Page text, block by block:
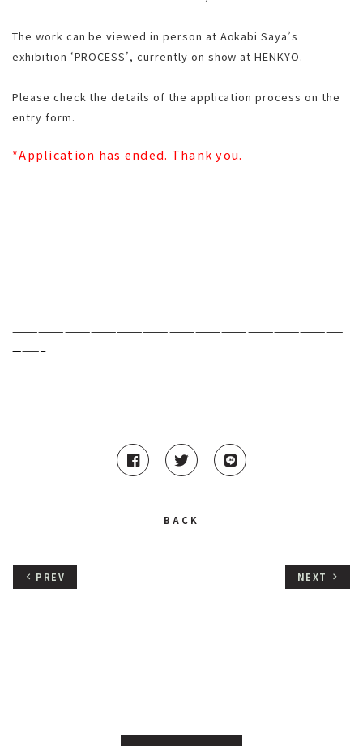
The work can be viewed in person at Aokabi Saya’s
exhibition ‘PROCESS’, currently on show at HENKYO.
Please check the details of the application process on the
entry form.
*Application has ended. Thank you.
——————————————————————————————————————
———–
BACK
keyboard_arrow_left PREV NEXT keyboard_arrow_right